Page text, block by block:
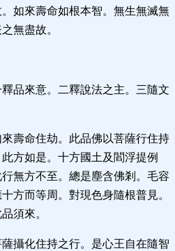
如來壽命如根本智。無生無滅無
無盡故。
品來意。二釋說法之主。三隨文
壽命住劫。此品佛以菩薩行住持
方如是。十方國土及閻浮提例
無方不至。總是塵含佛剎。毛容
方而等周。對現色身隨根普見。
須來。
攝化住持之行。是心王自在隨智